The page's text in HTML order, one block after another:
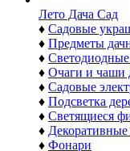
Лето Дача Сад
♦ Садовые
♦ Предметы
♦
♦ Очаги и чаши
♦ Садовые
♦ Подсветка
♦ Светящиеся
♦
♦ Фонари